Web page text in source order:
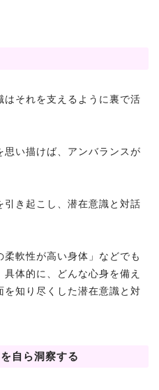
それを支えるように裏で活
思い描けば、アンバランスが
き起こし、潜在意識と対話
軟性が高い身体」などでも
体的に、どんな心身を備え
知り尽くした潜在意識と対
自ら洞察する